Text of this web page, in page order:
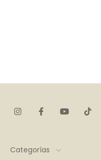
Categorías